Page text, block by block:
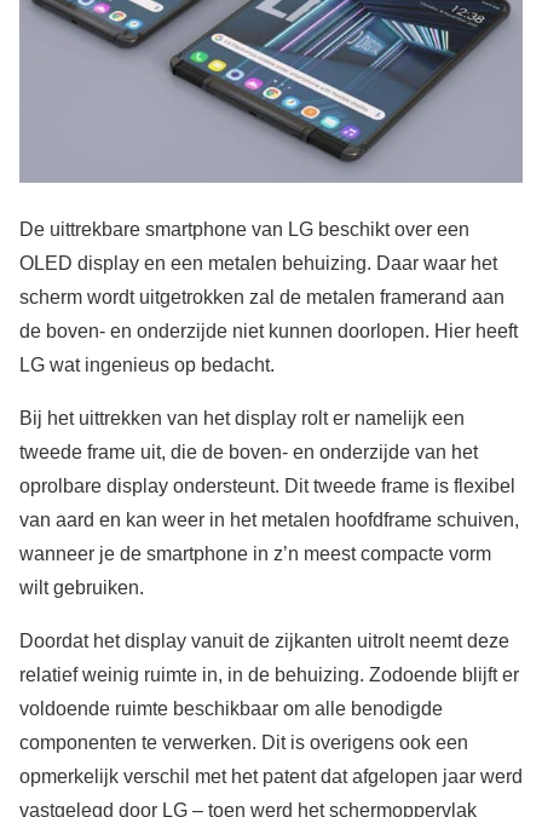
De uittrekbare smartphone van LG beschikt over een
OLED display en een metalen behuizing. Daar waar het
scherm wordt uitgetrokken zal de metalen framerand aan
de boven- en onderzijde niet kunnen doorlopen. Hier heeft
LG wat ingenieus op bedacht.
Bij het uittrekken van het display rolt er namelijk een
tweede frame uit, die de boven- en onderzijde van het
oprolbare display ondersteunt. Dit tweede frame is flexibel
van aard en kan weer in het metalen hoofdframe schuiven,
wanneer je de smartphone in z’n meest compacte vorm
wilt gebruiken.
Doordat het display vanuit de zijkanten uitrolt neemt deze
relatief weinig ruimte in, in de behuizing. Zodoende blijft er
voldoende ruimte beschikbaar om alle benodigde
componenten te verwerken. Dit is overigens ook een
opmerkelijk verschil met het patent dat afgelopen jaar werd
vastgelegd door LG – toen werd het schermoppervlak